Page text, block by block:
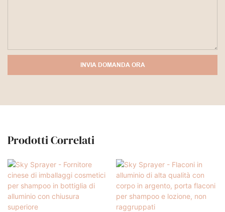
INVIA DOMANDA ORA
Prodotti Correlati